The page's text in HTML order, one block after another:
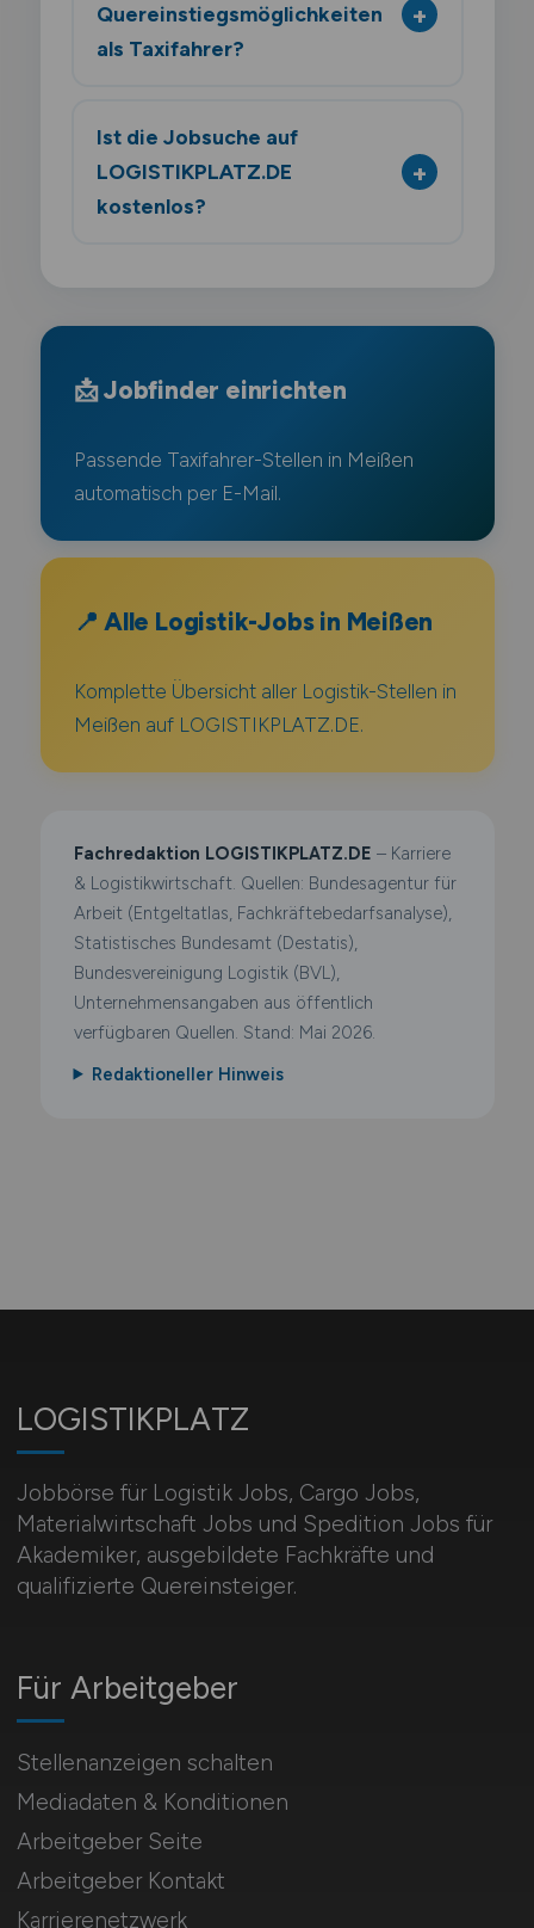
Quereinstiegsmöglichkeiten
als Taxifahrer?
Ist die Jobsuche auf
LOGISTIKPLATZ.DE
kostenlos?
📩 Jobfinder einrichten
Passende Taxifahrer-Stellen in Meißen
automatisch per E-Mail.
📍 Alle Logistik-Jobs in Meißen
Komplette Übersicht aller Logistik-Stellen in
Meißen auf LOGISTIKPLATZ.DE.
Fachredaktion LOGISTIKPLATZ.DE – Karriere
& Logistikwirtschaft. Quellen: Bundesagentur für
Arbeit (Entgeltatlas, Fachkräftebedarfsanalyse),
Statistisches Bundesamt (Destatis),
Bundesvereinigung Logistik (BVL),
Unternehmensangaben aus öffentlich
verfügbaren Quellen. Stand: Mai 2026.
Redaktioneller Hinweis
LOGISTIKPLATZ
Jobbörse für Logistik Jobs, Cargo Jobs,
Materialwirtschaft Jobs und Spedition Jobs für
Akademiker, ausgebildete Fachkräfte und
qualifizierte Quereinsteiger.
Für Arbeitgeber
Stellenanzeigen schalten
Mediadaten & Konditionen
Arbeitgeber Seite
Arbeitgeber Kontakt
Karrierenetzwerk